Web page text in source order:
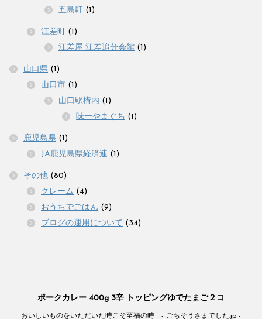
五島軒 (1)
江差町 (1)
江差屋 江差追分会館 (1)
山口県 (1)
山口市 (1)
山口駅構内 (1)
味一やまぐち (1)
鹿児島県 (1)
JA鹿児島県経済連 (1)
その他 (80)
クレーム (4)
おうちでごはん (9)
ブログの運用について (34)
ポークカレー 400g 3辛 トッピングゆでたまご２コ
おいしいものをいただいた時こそ至福の時 - ごちそうさまでした.jp -